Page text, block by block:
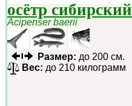
осётр сибирский
Acipenser baerii
Размер: до 200 см.
Вес: до 210 килограмм